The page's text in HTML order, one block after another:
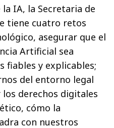
IA, la Secretaria de
tiene cuatro retos
asegurar que el
Artificial sea
fiables y explicables;
del entorno legal
derechos digitales
cómo la
con nuestros